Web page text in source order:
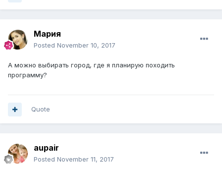
Мария
Posted November 10, 2017
А можно выбирать город, где я планирую походить
программу?
Quote
aupair
Posted November 11, 2017